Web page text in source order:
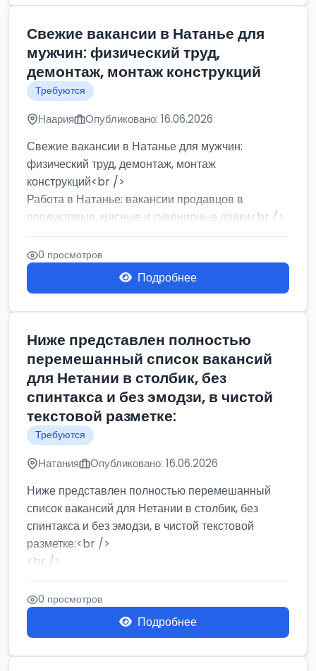
Свежие вакансии в Натанье для
мужчин: физический труд,
демонтаж, монтаж конструкций
Требуются
Наария Опубликовано: 16.06.2026
Свежие вакансии в Натанье для мужчин:
физический труд, демонтаж, монтаж
конструкций<br />
Работа в Натанье: вакансии продавцов в
продуктовые, мясные и сувенирные лавки<br />
Разнорабочий на сборку м...
0 просмотров
Подробнее
Ниже представлен полностью
перемешанный список вакансий
для Нетании в столбик, без
спинтакса и без эмодзи, в чистой
текстовой разметке:
Требуются
Натания Опубликовано: 16.06.2026
Ниже представлен полностью перемешанный
список вакансий для Нетании в столбик, без
спинтакса и без эмодзи, в чистой текстовой
разметке:<br />
<br />
Работа в Нетании на мебельном производстве:
требу...
0 просмотров
Подробнее